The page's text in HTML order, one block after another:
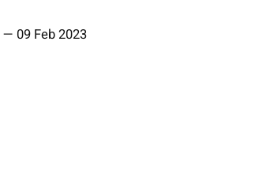
— 09 Feb 2023